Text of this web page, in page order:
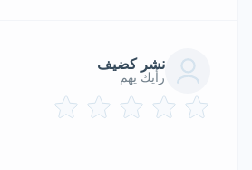
نشر كضيف
رأيك يهم